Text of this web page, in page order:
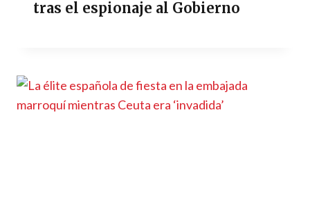
tras el espionaje al Gobierno